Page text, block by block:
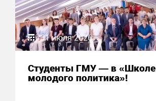
31 июля 2026
Студенты ГМУ — в «Школе
молодого политика»!